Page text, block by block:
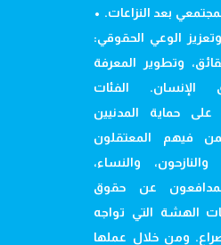
بعد النزاعات. •
الوعي الحقوقي:
وتطوير المعرفة
الإنسان. الفئات
حماية المدنيين
فيهم المعتقلون
والنساء،
عن حقوق
الهشة التي تواجه
ومن خلال عملها